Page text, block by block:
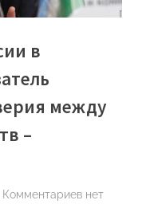
в
между
–
Комментариевк
нет